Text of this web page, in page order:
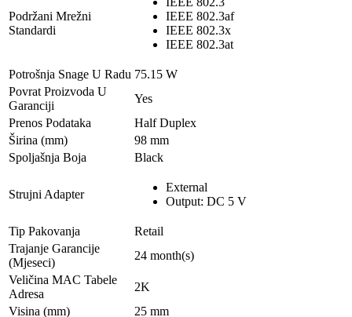
Podržani Mrežni
Standardi
IEEE 802.3af
IEEE 802.3x
IEEE 802.3at
Potrošnja Snage U Radu 75.15 W
Povrat Proizvoda U
Garanciji
Yes
Prenos Podataka
Half Duplex
Širina (mm)
98 mm
Spoljašnja Boja
Black
Strujni Adapter
External
Output: DC 5 V
Tip Pakovanja
Retail
Trajanje Garancije
(Mjeseci)
24 month(s)
Veličina MAC Tabele
Adresa
2K
Visina (mm)
25 mm